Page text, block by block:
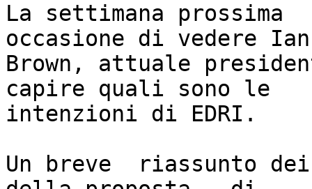
La settimana prossima
occasione di vedere Ian
Brown, attuale
capire quali sono le
intenzioni di EDRI.
Un breve  riassunto